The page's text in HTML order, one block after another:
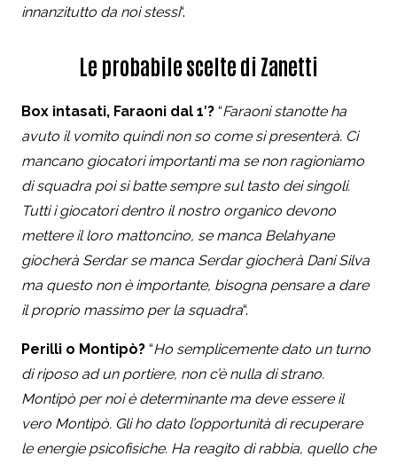
innanzitutto da noi stessi“.
Le probabile scelte di Zanetti
Box intasati, Faraoni dal 1′? “Faraoni stanotte ha
avuto il vomito quindi non so come si presenterà. Ci
mancano giocatori importanti ma se non ragioniamo
di squadra poi si batte sempre sul tasto dei singoli.
Tutti i giocatori dentro il nostro organico devono
mettere il loro mattoncino, se manca Belahyane
giocherà Serdar se manca Serdar giocherà Dani Silva
ma questo non è importante, bisogna pensare a dare
il proprio massimo per la squadra“.
Perilli o Montipò? “Ho semplicemente dato un turno
di riposo ad un portiere, non c’è nulla di strano.
Montipò per noi è determinante ma deve essere il
vero Montipò. Gli ho dato l’opportunità di recuperare
le energie psicofisiche. Ha reagito di rabbia, quello che